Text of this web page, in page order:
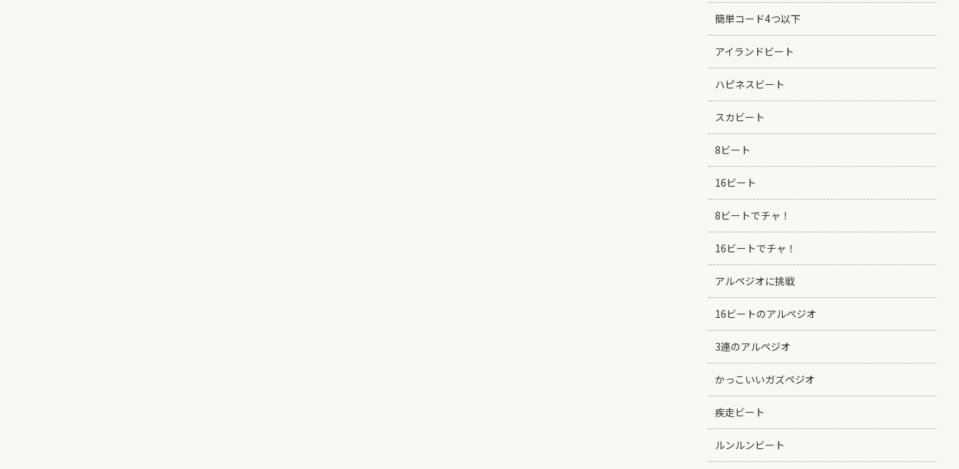
簡単コード4つ以下
アイランドビート
ハピネスビート
スカビート
8ビート
16ビート
8ビートでチャ！
16ビートでチャ！
アルペジオに挑戦
16ビートのアルペジオ
3連のアルペジオ
かっこいいガズペジオ
疾走ビート
ルンルンビート